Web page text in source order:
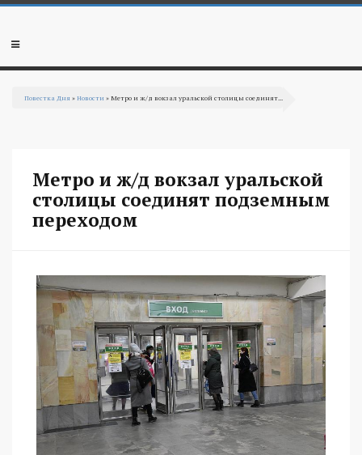
Перейти к основному содержанию
Мобильное
Повестка Дня »Новости » Метро и ж/д вокзал уральской столицы соединят...
Метро и ж/д вокзал уральской
столицы соединят подземным
переходом